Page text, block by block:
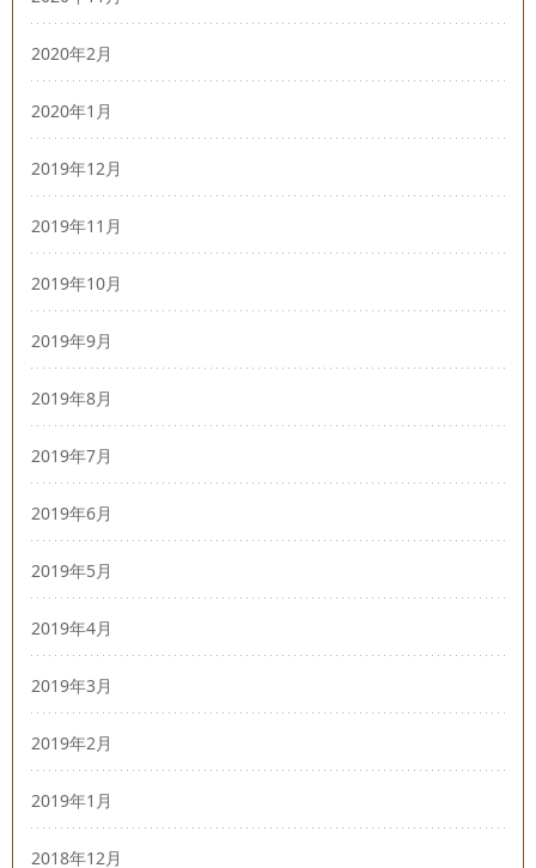
2020年2月
2020年1月
2019年12月
2019年11月
2019年10月
2019年9月
2019年8月
2019年7月
2019年6月
2019年5月
2019年4月
2019年3月
2019年2月
2019年1月
2018年12月